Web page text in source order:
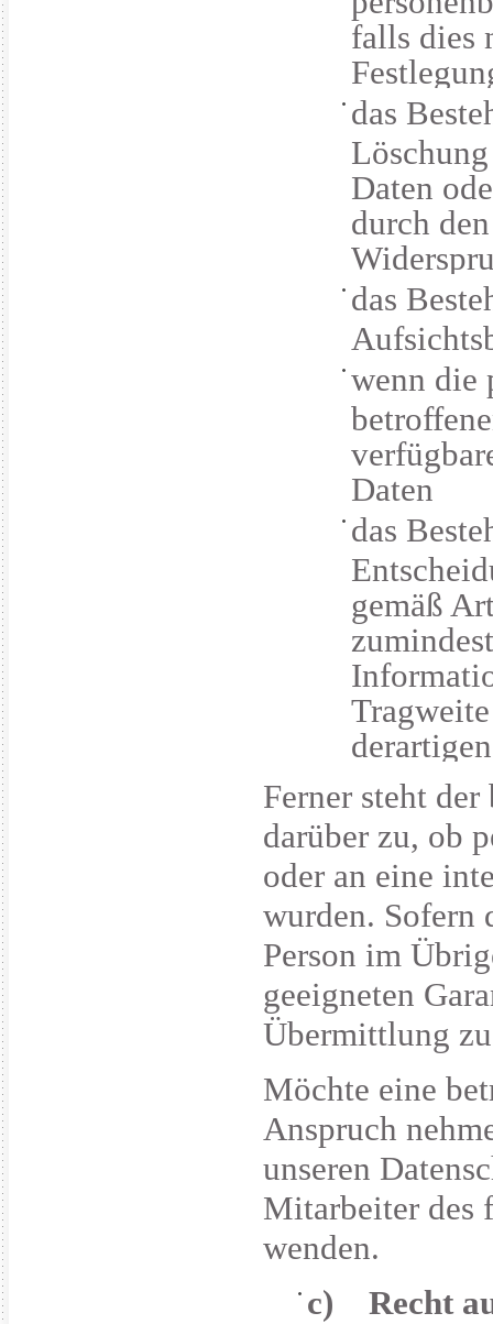
falls dies
das
Daten
durch
das
wenn die
Daten
das
gemäß
Ferner steht
darüber zu, ob
oder an eine
wurden. Sofern
Person im
geeigneten
Übermittlung
Möchte eine
Anspruch
unseren
Mitarbeiter des
wenden.
c) Recht